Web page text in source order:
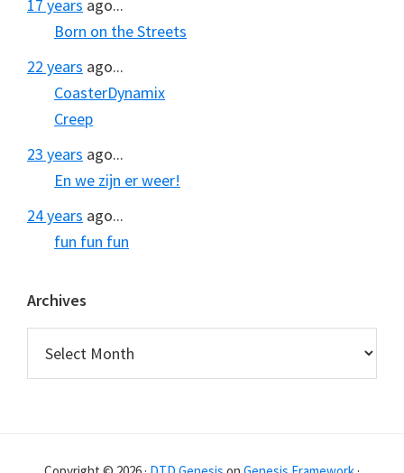
17 years ago...
Born on the Streets
22 years ago...
CoasterDynamix
Creep
23 years ago...
En we zijn er weer!
24 years ago...
fun fun fun
Archives